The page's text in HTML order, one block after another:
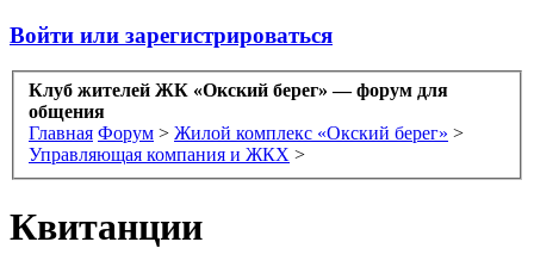
Войти или зарегистрироваться
Клуб жителей ЖК «Окский берег» — форум для
общения
Главная Форум > Жилой комплекс «Окский берег» >
Управляющая компания и ЖКХ >
Квитанции